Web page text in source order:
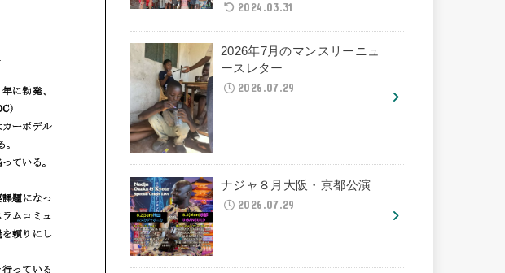
2024.03.31
2026年7月のマンスリーニュ
ースレター
2026.07.29
ナジャ８月大阪・京都公演
2026.07.29